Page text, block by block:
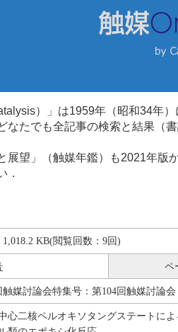
）」は1959年（昭和34年
なたでも全記事の検索と結果（
展望」（触媒年鑑）も2021年
．
1,018.2 KB(閲覧回数：9回)
ペ
触媒討論会特集号：第104回触媒討論会
心二核ペルオキソタングステートに